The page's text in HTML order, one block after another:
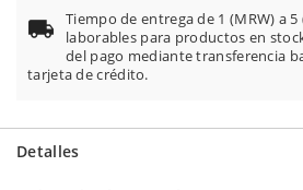
Tiempo de entrega de 1 (MRW) a 5
laborables para productos en
del pago mediante transferencia
tarjeta de crédito.
Detalles